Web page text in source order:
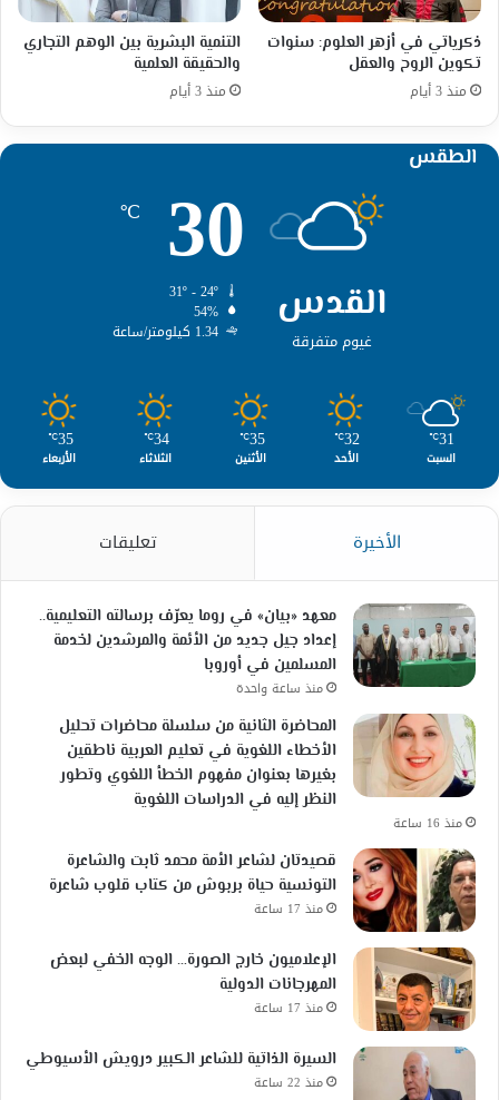
ذكرياتي في أزهر العلوم: سنوات
تكوين الروح والعقل
منذ 3 أيام
التنمية البشرية بين الوهم التجاري
والحقيقة العلمية
منذ 3 أيام
الطقس
القدس
غيوم متفرقة
30
℃
54%
1.34 كيلومتر/ساعة
31
℃
السبت
32
℃
الأحد
35
℃
الأثنين
34
℃
الثلاثاء
35
℃
الأربعاء
الأخيرة تعليقات
معهد «بيان» في روما يعرّف برسالته التعليمية..
إعداد جيل جديد من الأئمة والمرشدين لخدمة
المسلمين في أوروبا
منذ ساعة واحدة
المحاضرة الثانية من سلسلة محاضرات تحليل
الأخطاء اللغوية في تعليم العربية ناطقين
بغيرها بعنوان مفهوم الخطأ اللغوي وتطور
النظر إليه في الدراسات اللغوية
منذ 16 ساعة
قصيدتان لشاعر الأمة محمد ثابت والشاعرة
التونسية حياة بربوش من كتاب قلوب شاعرة
منذ 17 ساعة
الإعلاميون خارج الصورة… الوجه الخفي لبعض
المهرجانات الدولية
منذ 17 ساعة
السيرة الذاتية للشاعر الكبير درويش الأسيوطي
منذ 22 ساعة